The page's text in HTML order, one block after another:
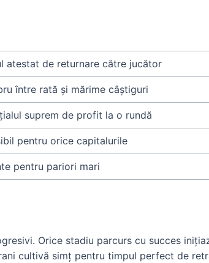
atestat de returnare către jucător
între rată și mărime câștiguri
suprem de profit la o rundă
pentru orice capitalurile
pentru pariori mari
Orice stadiu parcurs cu succes
cultivă simț pentru timpul perfect de